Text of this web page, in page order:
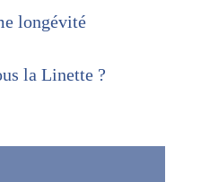
longévité
la Linette ?